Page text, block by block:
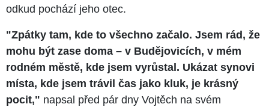
odkud pochází jeho otec.
"Zpátky tam, kde to všechno začalo. Jsem rád, že
mohu být zase doma – v Budějovicích, v mém
rodném městě, kde jsem vyrůstal. Ukázat synovi
místa, kde jsem trávil čas jako kluk, je krásný
pocit," napsal před pár dny Vojtěch na svém